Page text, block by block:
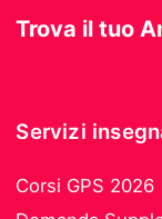
Trova il tuo
Servizi
Corsi GPS 2026